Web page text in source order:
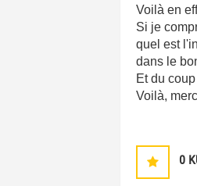
Voilà en
Si je
quel est
dans le
Et du
Voilà,
0